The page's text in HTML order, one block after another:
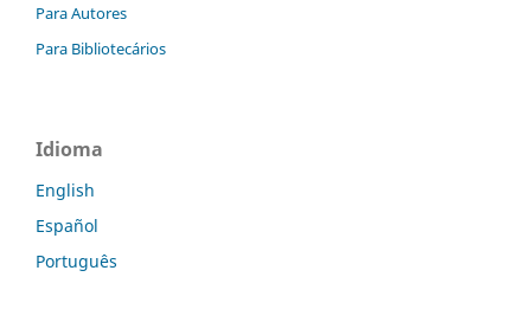
Para Autores
Para Bibliotecários
Idioma
English
Español
Português